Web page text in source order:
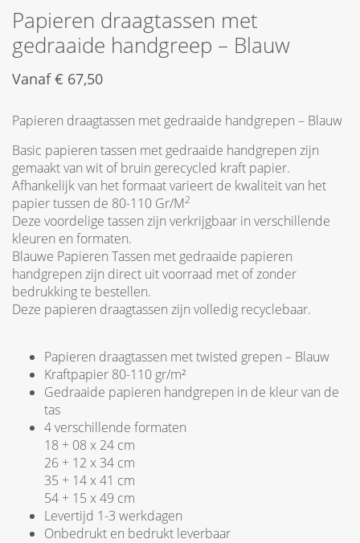
Papieren draagtassen met
gedraaide handgreep – Blauw
Vanaf€ 67,50
Papieren draagtassen met gedraaide handgrepen – Blauw
Basic papieren tassen met gedraaide handgrepen zijn
gemaakt van wit of bruin gerecycled kraft papier.
Afhankelijk van het formaat varieert de kwaliteit van het
papier tussen de 80-110 Gr/M2
Deze voordelige tassen zijn verkrijgbaar in verschillende
kleuren en formaten.
Blauwe Papieren Tassen met gedraaide papieren
handgrepen zijn direct uit voorraad met of zonder
bedrukking te bestellen.
Deze papieren draagtassen zijn volledig recyclebaar.
Papieren draagtassen met twisted grepen – Blauw
Kraftpapier 80-110 gr/m²
Gedraaide papieren handgrepen in de kleur van de
tas
4 verschillende formaten
18 + 08 x 24 cm
26 + 12 x 34 cm
35 + 14 x 41 cm
54 + 15 x 49 cm
Levertijd 1-3 werkdagen
Onbedrukt en bedrukt leverbaar